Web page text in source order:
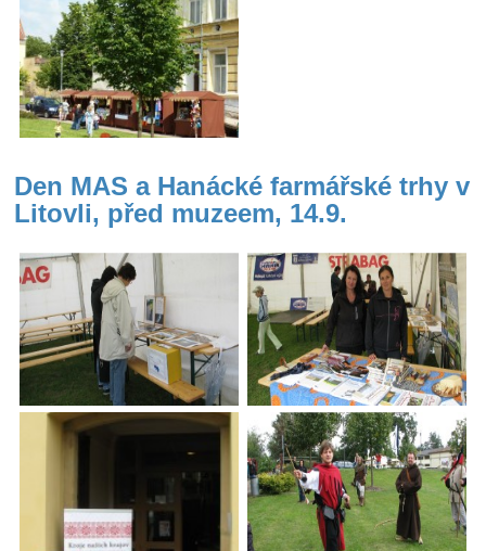
Den MAS a Hanácké farmářské trhy v
Litovli, před muzeem, 14.9.